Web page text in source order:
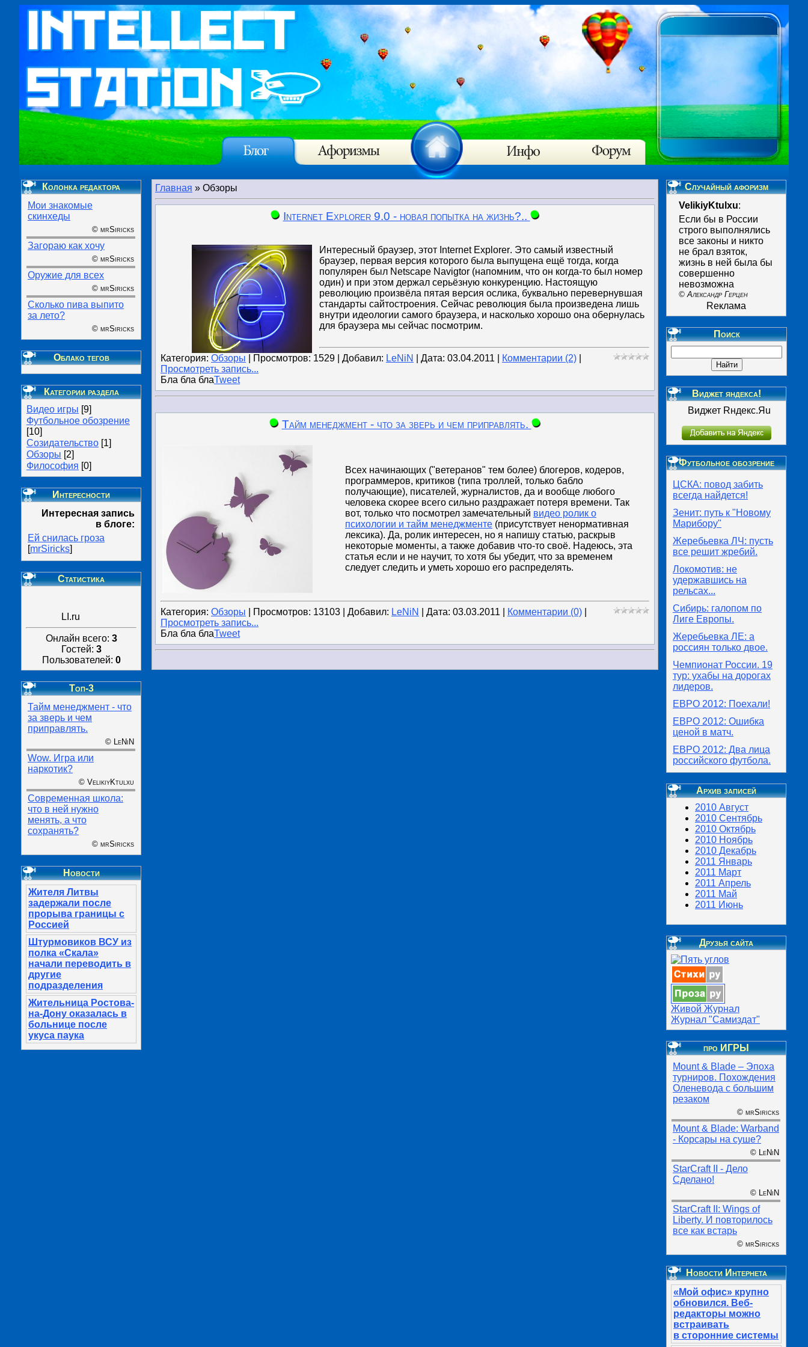
Колонка редактора
Мои знакомые
скинхеды
© mrSiricks
Загораю как хочу
© mrSiricks
Оружие для всех
© mrSiricks
Сколько пива выпито
за лето?
© mrSiricks
Облако тегов
Категории раздела
Видео игры [9]
Футбольное обозрение
[10]
Созидательство [1]
Обзоры [2]
Философия [0]
Интересности
Интересная запись
в блоге:
Ей снилась гроза
[mrSiricks]
Статистика
LI.ru
Онлайн всего: 3
Гостей: 3
Пользователей: 0
Топ-3
Тайм менеджмент - что
за зверь и чем
приправлять.
© LeNiN
Wow. Игра или
наркотик?
© VelikiyKtulxu
Современная школа:
что в ней нужно
менять, а что
сохранять?
© mrSiricks
Новости
Жителя Литвы
задержали после
прорыва границы с
Россией
Штурмовиков ВСУ из
полка «Скала»
начали переводить в
другие
подразделения
Жительница Ростова-
на-Дону оказалась в
больнице после
укуса паука
Главная » Обзоры
Internet Explorer 9.0 - новая попытка на жизнь?..
Интересный браузер, этот Internet Explorer. Это самый известный
браузер, первая версия которого была выпущена ещё тогда, когда
популярен был Netscape Navigtor (напомним, что он когда-то был номер
один) и при этом держал серьёзную конкуренцию. Настоящую
революцию произвёла пятая версия ослика, буквально перевернувшая
стандарты сайтостроения. Сейчас революция была произведена лишь
внутри идеологии самого браузера, и насколько хорошо она обернулась
для браузера мы сейчас посмотрим.
Категория: Обзоры | Просмотров: 1529 | Добавил: LeNiN | Дата: 03.04.2011 Комментарии (2)
Просмотреть запись...
Бла бла блаTweet
Тайм менеджмент - что за зверь и чем приправлять.
Всех начинающих ("ветеранов" тем более) блогеров, кодеров,
программеров, критиков (типа троллей, только бабло
получающие), писателей, журналистов, да и вообще любого
человека скорее всего сильно раздражает потеря времени. Так
вот, только что посмотрел замечательный видео ролик о
психологии и тайм менеджменте (присутствует ненормативная
лексика). Да, ролик интересен, но я напишу статью, раскрыв
некоторые моменты, а также добавив что-то своё. Надеюсь, эта
статья если и не научит, то хотя бы убедит, что за временем
следует следить и уметь хорошо его распределять.
Категория: Обзоры | Просмотров: 13103 | Добавил: LeNiN | Дата: 03.03.2011 Комментарии (0)
Просмотреть запись...
Бла бла блаTweet
Случайный афоризм
VelikiyKtulxu:
Если бы в России
строго выполнялись
все законы и никто
не брал взяток,
жизнь в ней была бы
совершенно
невозможна
© Александр Герцен
Reклама
Поиск
Виджет яндекса!
Виджет Rндекс.Яu
Футбольное обозрение
ЦСКА: повод забить
всегда найдется!
Зенит: путь к "Новому
Марибору"
Жеребьевка ЛЧ: пусть
все решит жребий.
Локомотив: не
удержавшись на
рельсах...
Сибирь: галопом по
Лиге Европы.
Жеребьевка ЛЕ: а
россиян только двое.
Чемпионат России. 19
тур: ухабы на дорогах
лидеров.
ЕВРО 2012: Поехали!
ЕВРО 2012: Ошибка
ценой в матч.
ЕВРО 2012: Два лица
российского футбола.
Архив записей
2010 Август
2010 Сентябрь
2010 Октябрь
2010 Ноябрь
2010 Декабрь
2011 Январь
2011 Март
2011 Апрель
2011 Май
2011 Июнь
Друзья сайта
Живой Журнал
Журнал "Самиздат"
про ИГРЫ
Mount & Blade – Эпоха
турниров. Похождения
Оленевода с большим
резаком
© mrSiricks
Mount & Blade: Warband
- Корсары на суше?
© LeNiN
StarCraft II - Дело
Сделано!
© LeNiN
StarCraft II: Wings of
Liberty. И повторилось
все как встарь
© mrSiricks
Новости Интернета
«Мой офис» крупно
обновился. Веб-
редакторы можно
встраивать
в сторонние системы